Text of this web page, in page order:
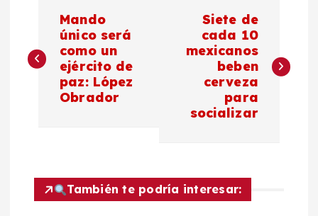
a
v
a
Mando
único será
como un
ejército de
paz: López
Obrador
Siete de
cada 10
mexicanos
beben
cerveza
para
socializar
También te podría interesar: